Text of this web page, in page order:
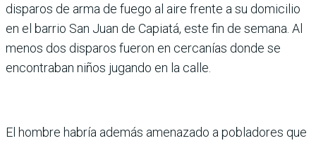
disparos de arma de fuego al aire frente a su domicilio
en el barrio San Juan de Capiatá, este fin de semana. Al
menos dos disparos fueron en cercanías donde se
encontraban niños jugando en la calle.
El hombre habría además amenazado a pobladores que